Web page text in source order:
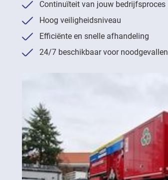
Continuïteit van jouw bedrijfsproces
Hoog veiligheidsniveau
Efficiënte en snelle afhandeling
24/7 beschikbaar voor noodgevallen